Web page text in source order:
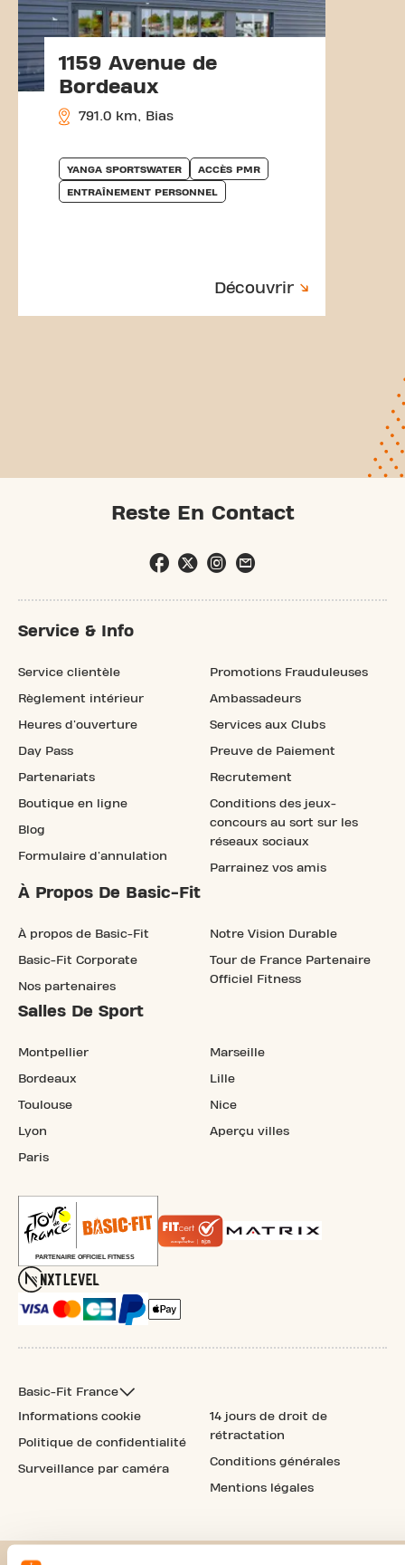
1159 Avenue de
Bordeaux
791.0 km, Bias
YANGA SPORTSWATER ACCÈS PMR
ENTRAÎNEMENT PERSONNEL
Découvrir
Reste En Contact
Service & Info
Service clientèle
Règlement intérieur
Heures d'ouverture
Day Pass
Partenariats
Boutique en ligne
Blog
Formulaire d'annulation
Promotions Frauduleuses
Ambassadeurs
Services aux Clubs
Preuve de Paiement
Recrutement
Conditions des jeux-
concours au sort sur les
réseaux sociaux
Parrainez vos amis
À Propos De Basic-Fit
À propos de Basic-Fit
Basic-Fit Corporate
Nos partenaires
Notre Vision Durable
Tour de France Partenaire
Officiel Fitness
Salles De Sport
Montpellier
Bordeaux
Toulouse
Lyon
Paris
Marseille
Lille
Nice
Aperçu villes
Basic-Fit France
Informations cookie
Politique de confidentialité
Surveillance par caméra
14 jours de droit de
rétractation
Conditions générales
Mentions légales